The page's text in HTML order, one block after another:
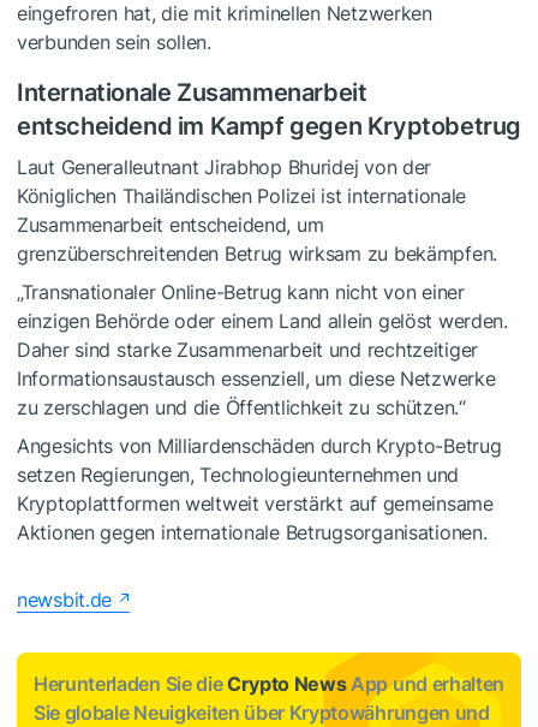
eingefroren hat, die mit kriminellen Netzwerken
verbunden sein sollen.
Internationale Zusammenarbeit
entscheidend im Kampf gegen Kryptobetrug
Laut Generalleutnant Jirabhop Bhuridej von der
Königlichen Thailändischen Polizei ist internationale
Zusammenarbeit entscheidend, um
grenzüberschreitenden Betrug wirksam zu bekämpfen.
„Transnationaler Online-Betrug kann nicht von einer
einzigen Behörde oder einem Land allein gelöst werden.
Daher sind starke Zusammenarbeit und rechtzeitiger
Informationsaustausch essenziell, um diese Netzwerke
zu zerschlagen und die Öffentlichkeit zu schützen.“
Angesichts von Milliardenschäden durch Krypto-Betrug
setzen Regierungen, Technologieunternehmen und
Kryptoplattformen weltweit verstärkt auf gemeinsame
Aktionen gegen internationale Betrugsorganisationen.
newsbit.de
Herunterladen Sie dieCrypto NewsApp und erhalten
Sie globale Neuigkeiten über Kryptowährungen und